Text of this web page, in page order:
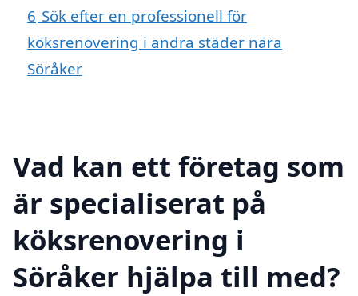
6 Sök efter en professionell för
köksrenovering i andra städer nära
Söråker
Vad kan ett företag som
är specialiserat på
köksrenovering i
Söråker hjälpa till med?